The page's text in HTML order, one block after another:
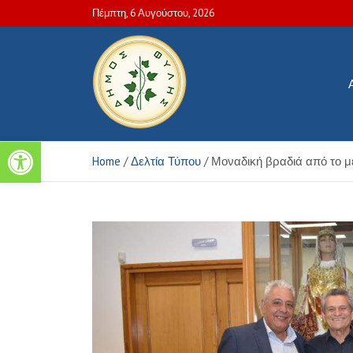
Ανοίξτε τη γραμμή εργαλείων
to
Πέμπτη, 6 Αυγούστου, 2026
Πολιτιστικές και
Home Δελτία Τύπου Μοναδική βραδιά από το